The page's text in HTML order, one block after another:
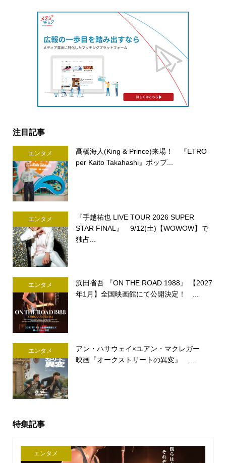
注目記事
エンタメ
髙橋海人(King & Prince)来場！ 『ETRO
per Kaito Takahashi』ポップ...
エンタメ
『手越祐也 LIVE TOUR 2026 SUPER
STAR FINAL』 9/12(土)【WOWOW】で
独占...
エンタメ
浜田省吾 『ON THE ROAD 1988』 【2027
年1月】全国映画館にて公開決定！ ...
エンタメ
アン・ハサウェイ×ユアン・マクレガー
映画『オークストリートの異変』 ...
特集記事
エンタメ